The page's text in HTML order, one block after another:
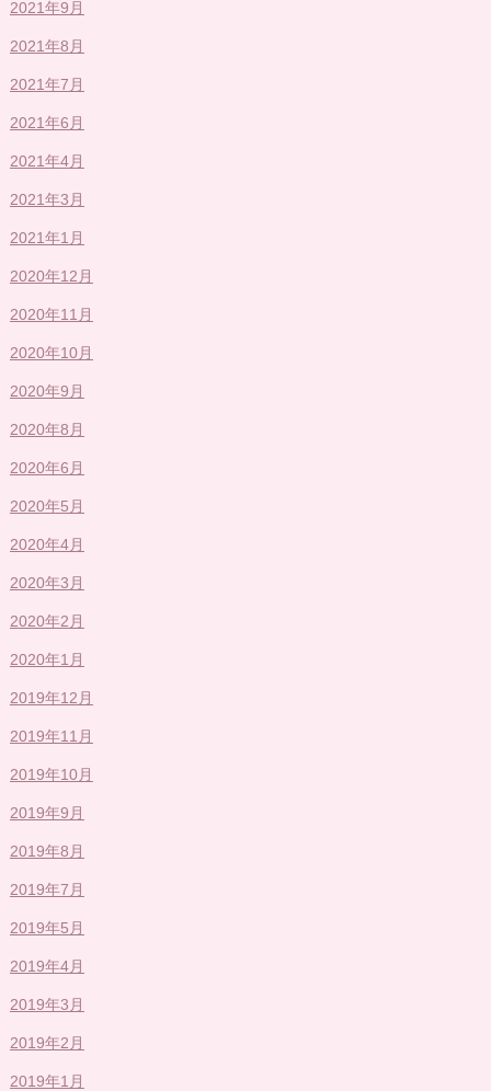
2021年9月
2021年8月
2021年7月
2021年6月
2021年4月
2021年3月
2021年1月
2020年12月
2020年11月
2020年10月
2020年9月
2020年8月
2020年6月
2020年5月
2020年4月
2020年3月
2020年2月
2020年1月
2019年12月
2019年11月
2019年10月
2019年9月
2019年8月
2019年7月
2019年5月
2019年4月
2019年3月
2019年2月
2019年1月